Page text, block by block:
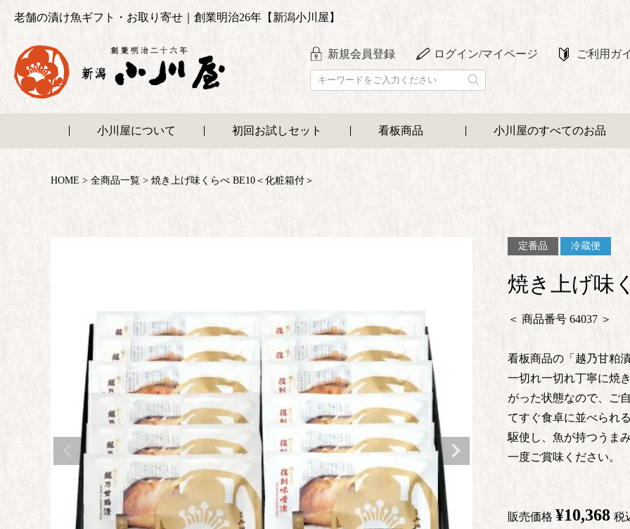
老舗の漬け魚ギフト・お取り寄せ｜創業明治26年【新潟小川屋】
新規会員登録 ログイン/マイページ ご利用ガ
小川屋について 初回お試しセット 看板商品 小川屋のすべてのお品
HOME 全商品一覧 焼き上げ味くらべ BE10＜化粧箱付＞
定番品 冷蔵便
焼き上げ味
商品番号 64037
看板商品の「越乃甘粕
一切れ一切れ丁寧に焼
がった状態なので、ご
てすぐ食卓に並べられ
駆使し、魚が持つうま
一度ご賞味ください。
販売価格 ¥10,368 税